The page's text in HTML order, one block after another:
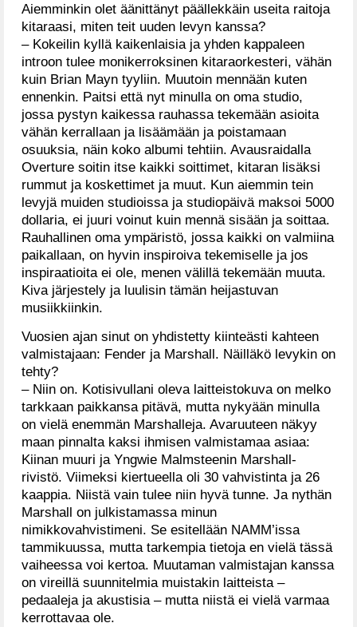
Aiemminkin olet äänittänyt päällekkäin useita raitoja
kitaraasi, miten teit uuden levyn kanssa?
– Kokeilin kyllä kaikenlaisia ja yhden kappaleen
introon tulee monikerroksinen kitaraorkesteri, vähän
kuin Brian Mayn tyyliin. Muutoin mennään kuten
ennenkin. Paitsi että nyt minulla on oma studio,
jossa pystyn kaikessa rauhassa tekemään asioita
vähän kerrallaan ja lisäämään ja poistamaan
osuuksia, näin koko albumi tehtiin. Avausraidalla
Overture soitin itse kaikki soittimet, kitaran lisäksi
rummut ja koskettimet ja muut. Kun aiemmin tein
levyjä muiden studioissa ja studiopäivä maksoi 5000
dollaria, ei juuri voinut kuin mennä sisään ja soittaa.
Rauhallinen oma ympäristö, jossa kaikki on valmiina
paikallaan, on hyvin inspiroiva tekemiselle ja jos
inspiraatioita ei ole, menen välillä tekemään muuta.
Kiva järjestely ja luulisin tämän heijastuvan
musiikkiinkin.
Vuosien ajan sinut on yhdistetty kiinteästi kahteen
valmistajaan: Fender ja Marshall. Näilläkö levykin on
tehty?
– Niin on. Kotisivullani oleva laitteistokuva on melko
tarkkaan paikkansa pitävä, mutta nykyään minulla
on vielä enemmän Marshalleja. Avaruuteen näkyy
maan pinnalta kaksi ihmisen valmistamaa asiaa:
Kiinan muuri ja Yngwie Malmsteenin Marshall-
rivistö. Viimeksi kiertueella oli 30 vahvistinta ja 26
kaappia. Niistä vain tulee niin hyvä tunne. Ja nythän
Marshall on julkistamassa minun
nimikkovahvistimeni. Se esitellään NAMM’issa
tammikuussa, mutta tarkempia tietoja en vielä tässä
vaiheessa voi kertoa. Muutaman valmistajan kanssa
on vireillä suunnitelmia muistakin laitteista –
pedaaleja ja akustisia – mutta niistä ei vielä varmaa
kerrottavaa ole.